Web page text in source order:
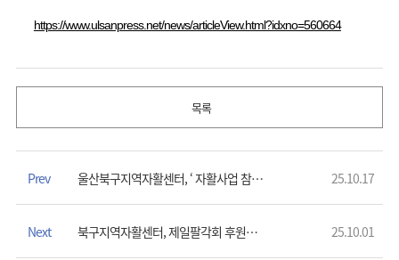
https://www.ulsanpress.net/news/articleView.html?idxno=560664
목록
Prev 울산북구지역자활센터, ‘ 자활사업 참여주민 선진지견학 ’ 25.10.17
Next 북구지역자활센터, 제일팔각회 후원으로 '추석맞이 따뜻한 나눔 전달' 25.10.01